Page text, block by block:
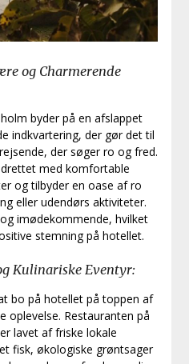
og Charmerende
byder på en afslappet
indkvartering, der gør det til
der søger ro og fred.
med komfortable
og tilbyder en oase af ro
eller udendørs aktiviteter.
imødekommende, hvilket
stemning på hotellet.
Kulinariske Eventyr:
bo på hotellet på toppen af
oplevelse. Restauranten på
lavet af friske lokale
fisk, økologiske grøntsager